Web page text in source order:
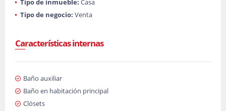
Tipo de inmueble: Casa
Tipo de negocio: Venta
Características internas
Baño auxiliar
Baño en habitación principal
Clósets